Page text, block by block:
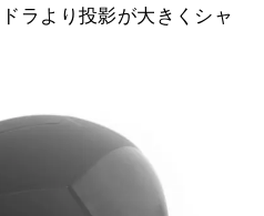
ラより投影が大きくシャ